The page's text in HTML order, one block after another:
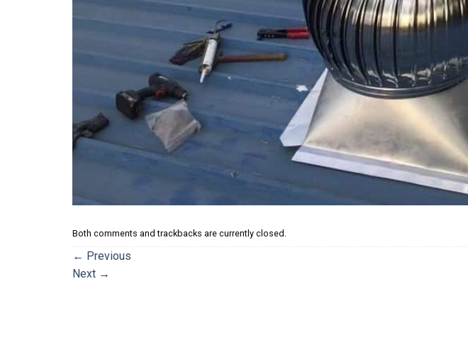
Both comments and trackbacks are currently closed.
← Previous
Next →